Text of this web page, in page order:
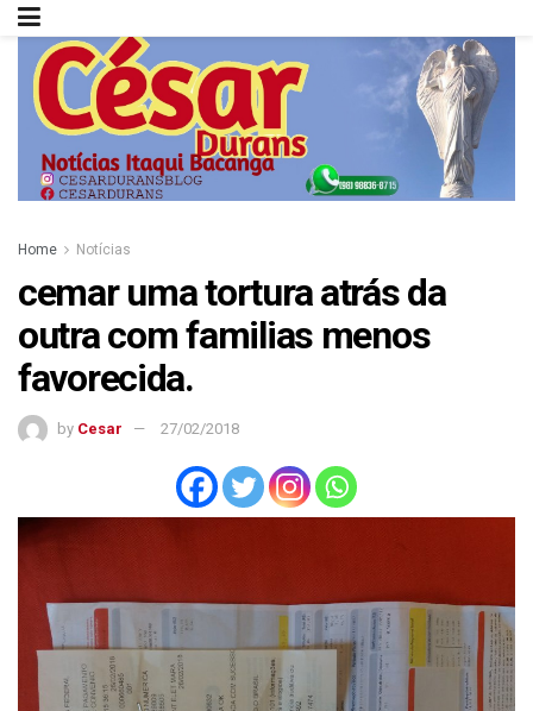
Home Notícias
cemar uma tortura atrás da
outra com familias menos
favorecida.
by Cesar 27/02/2018